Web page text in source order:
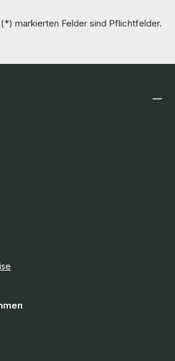
markierten Felder sind Pflichtfelder.